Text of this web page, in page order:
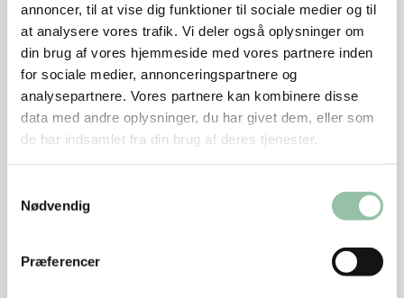
annoncer, til at vise dig funktioner til sociale medier og til
at analysere vores trafik. Vi deler også oplysninger om
din brug af vores hjemmeside med vores partnere inden
for sociale medier, annonceringspartnere og
analysepartnere. Vores partnere kan kombinere disse
data med andre oplysninger, du har givet dem, eller som
de har indsamlet fra din brug af deres tjenester.
Nødvendig
Præferencer
Skær store kartofler i både eller brug små, hele, nye
kartofler. Pluk blomkål i buketter og snit de grønne
blade fint. Halver gulerødderne på langs og skær dem
i skiver på skrå. Kog kartofler, kål og gulerødder møre
i bouillonen i ca. 8 minutter. Jævn med sovsejævner
og tilsæt ærterne. Giv det et opkog, smag til med salt,
farsen til ca. 14 frikadeller med en spiseske. Brun